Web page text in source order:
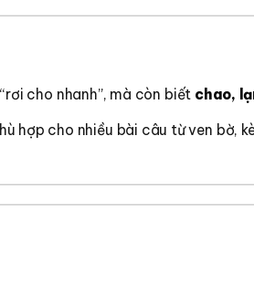
cho nhanh”, mà còn biết chao,
hợp cho nhiều bài câu từ ven bờ,